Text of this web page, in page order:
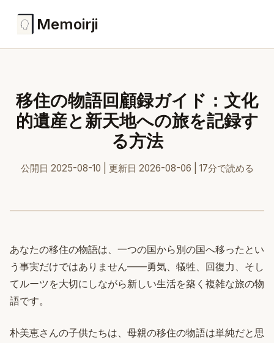
Memoirji
移住の物語回顧録ガイド：文化
的遺産と新天地への旅を記録す
る方法
公開日 2025-08-10 | 更新日 2026-08-06 | 17分で読める
あなたの移住の物語は、一つの国から別の国へ移ったとい
う事実だけではありません——勇気、犠牲、回復力、そし
てルーツを大切にしながら新しい生活を築く複雑な旅の物
語です。
朴美恵さんの子供たちは、母親の移住の物語は単純だと思